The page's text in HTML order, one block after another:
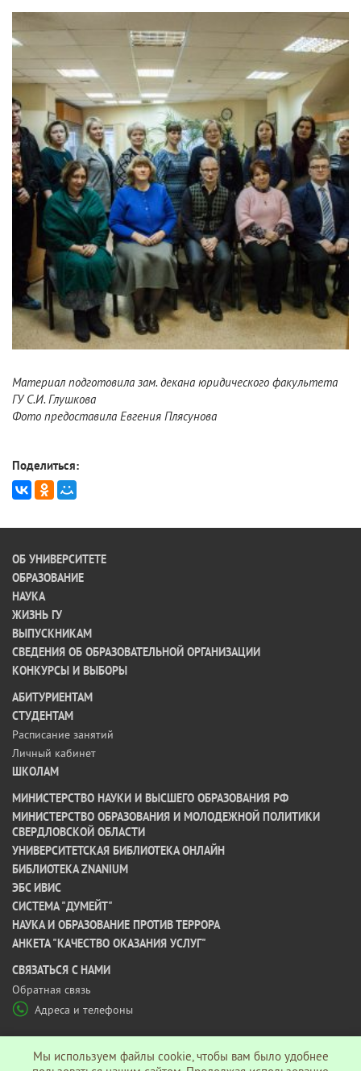
Материал подготовила зам. декана юридического факультета
ГУ С.И. Глушкова
Фото предоставила Евгения Плясунова
Поделиться:
ОБ УНИВЕРСИТЕТЕ
ОБРАЗОВАНИЕ
НАУКА
ЖИЗНЬ ГУ
ВЫПУСКНИКАМ
СВЕДЕНИЯ ОБ ОБРАЗОВАТЕЛЬНОЙ ОРГАНИЗАЦИИ
КОНКУРСЫ И ВЫБОРЫ
АБИТУРИЕНТАМ
СТУДЕНТАМ
Расписание занятий
Личный кабинет
ШКОЛАМ
МИНИСТЕРСТВО НАУКИ И ВЫСШЕГО ОБРАЗОВАНИЯ РФ
МИНИСТЕРСТВО ОБРАЗОВАНИЯ И МОЛОДЕЖНОЙ ПОЛИТИКИ
СВЕРДЛОВСКОЙ ОБЛАСТИ
УНИВЕРСИТЕТСКАЯ БИБЛИОТЕКА ОНЛАЙН
БИБЛИОТЕКА ZNANIUM
ЭБС ИВИС
СИСТЕМА "ДУМЕЙТ"
НАУКА И ОБРАЗОВАНИЕ ПРОТИВ ТЕРРОРА
АНКЕТА "КАЧЕСТВО ОКАЗАНИЯ УСЛУГ"
CВЯЗАТЬСЯ С НАМИ
Обратная связь
Адреса и телефоны
Мы используем файлы cookie, чтобы вам было удобнее